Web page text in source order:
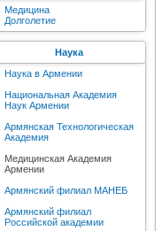
Медицина
Долголетие
Наука
Наука в Армении
Национальная Академия
Наук Армении
Армянская Технологическая
Академия
Медицинская Академия
Армении
Армянский филиал МАНЕБ
Армянский филиал
Российской академии